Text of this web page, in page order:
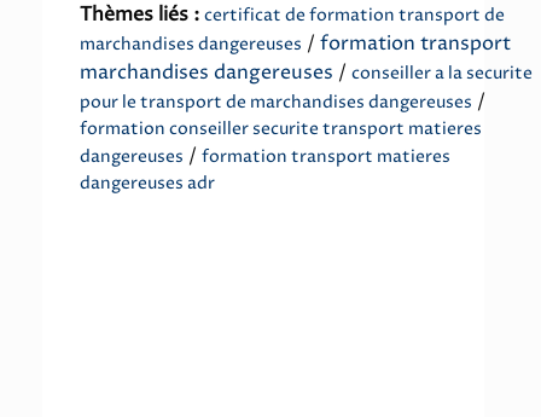
Thèmes liés : certificat de formation transport de
marchandises dangereuses / formation transport
marchandises dangereuses / conseiller a la securite
pour le transport de marchandises dangereuses /
formation conseiller securite transport matieres
dangereuses / formation transport matieres
dangereuses adr